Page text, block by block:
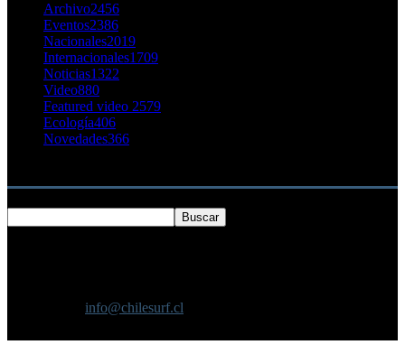
Archivo2456
Eventos2386
Nacionales2019
Internacionales1709
Noticias1322
Video880
Featured video 2579
Ecología406
Novedades366
info@chilesurf.cl